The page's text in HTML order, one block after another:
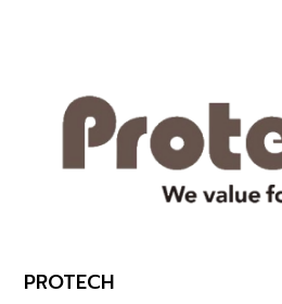
PROTECH